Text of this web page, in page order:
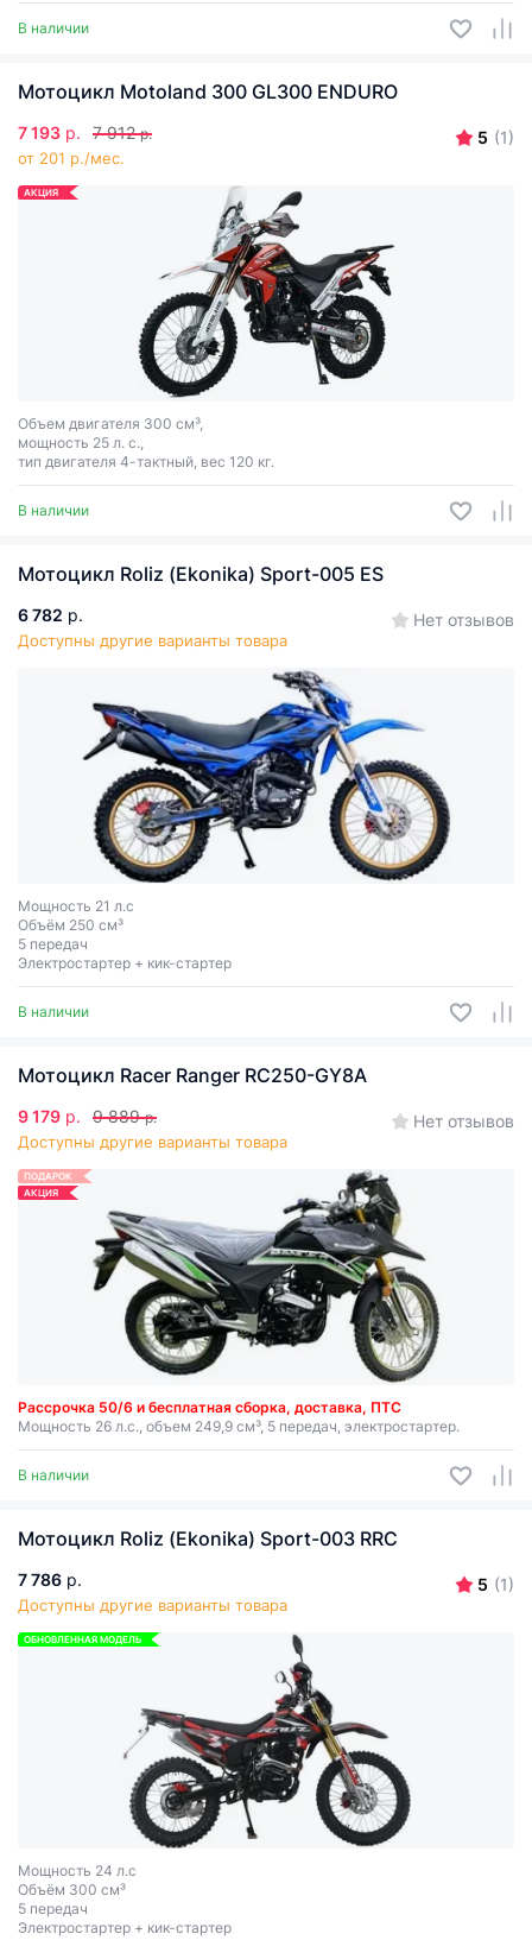
В наличии
Мотоцикл Motoland 300 GL300 ENDURO
7 193 р. 7 912 р.
от 201 р./мес.
5 (1)
АКЦИЯ
Объем двигателя 300 см³,
мощность 25 л. с.,
тип двигателя 4-тактный, вес 120 кг.
В наличии
Мотоцикл Roliz (Ekonika) Sport-005 ES
6 782 р.
Доступны другие варианты товара
Нет отзывов
Мощность 21 л.с
Объём 250 см³
5 передач
Электростартер + кик-стартер
В наличии
Мотоцикл Racer Ranger RC250-GY8A
9 179 р. 9 889 р.
Доступны другие варианты товара
Нет отзывов
ПОДАРОК
АКЦИЯ
Рассрочка 50/6 и бесплатная сборка, доставка, ПТС
Мощность 26 л.с., объем 249,9 см³, 5 передач, электростартер.
В наличии
Мотоцикл Roliz (Ekonika) Sport-003 RRC
7 786 р.
Доступны другие варианты товара
5 (1)
ОБНОВЛЕННАЯ МОДЕЛЬ
Мощность 24 л.с
Объём 300 см³
5 передач
Электростартер + кик-стартер